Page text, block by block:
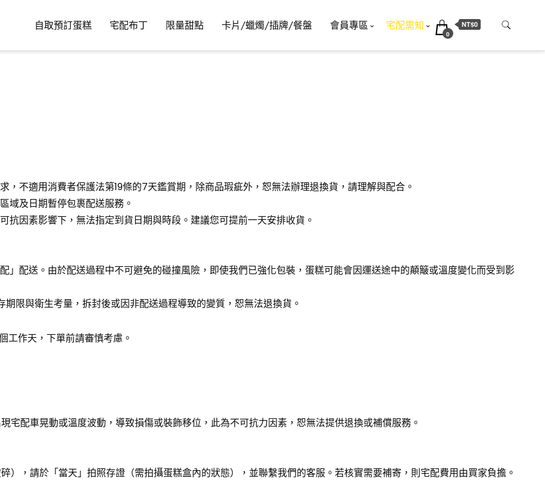
自取預訂蛋糕 宅配布丁 限量甜點 卡片/蠟燭/插牌/餐盤 會員專區 宅配需知
0
NT$0
，不適用消費者保護法第19條的7天鑑賞期，除商品瑕疵外，恕無法辦理退換貨，請理解與配合。
域及日期暫停包裹配送服務。
抗因素影響下，無法指定到貨日期與時段。建議您可提前一天安排收貨。
」配送。由於配送過程中不可避免的碰撞風險，即使我們已強化包裝，蛋糕可能會因運送途中的顛簸或溫度變化而受到影
限與衛生考量，拆封後或因非配送過程導致的變質，恕無法退換貨。
工作天，下單前請審慎考慮。
宅配車晃動或溫度波動，導致損傷或裝飾移位，此為不可抗力因素，恕無法提供退換或補償服務。
），請於「當天」拍照存證（需拍攝蛋糕盒內的狀態），並聯繫我們的客服。若核實需要補寄，則宅配費用由買家負擔。